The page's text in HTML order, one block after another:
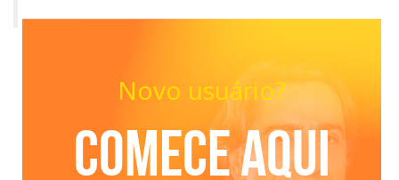
Novo usuário?
Comece aqui